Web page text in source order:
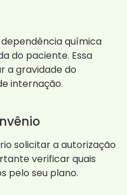
química
do paciente. Essa
a gravidade do
internação.
solicitar a autorização
verificar quais
pelo seu plano.